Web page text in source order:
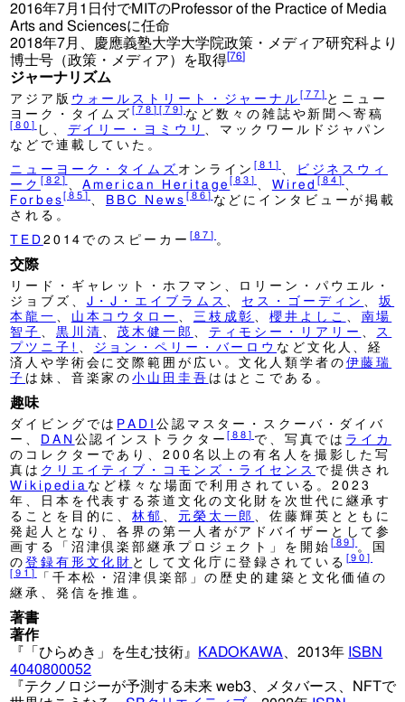
2016年7月1日付でMITのProfessor of the Practice of Media
Arts and Sciencesに任命
2018年7月、慶應義塾大学大学院政策・メディア研究科より
博士号（政策・メディア）を取得[76]
ジャーナリズム
アジア版 ウォールストリート・ジャーナル [ 77 ] とニュー
ヨーク・タイムズ[78 ] [ 79] など数々の雑誌や新聞へ寄稿
[80 ] し、 デイリー・ヨミウリ
、マックワールドジャパン
などで連載していた。
ニューヨーク・タイムズ オンライン[81 ] 、
ビジネスウィ
ーク [ 82 ] 、American Heritage[83] 、 Wired[84 ] 、
Forbes[85] BBC News [ 86 ] などにインタビューが掲載
される。
TED 2014でのスピーカー [87] 。
交際
リード・ギャレット・ホフマン、ロリーン・パウエル・
ジョブズ、 J・J・エイブラムス セス・ゴーディン 、坂
本龍一
山本コウタロー 三枝成彰 、櫻井よしこ
南場
智子
黒川清 茂木健一郎 ティモシー・リアリー
ス
プツニ子!
ジョン・ペリー・バーロウ など文化人、経
済人や学術会に交際範囲が広い。文化人類学者の 伊藤瑞
子 は妹、音楽家の小山田圭吾 ははとこである。
趣味
ダイビングでは PADI 公認マスター・スクーバ・ダイバ
ー、 DAN 公認インストラクター[88] で、写真では ライカ
のコレクターであり、200名以上の有名人を撮影した写
真は クリエイティブ・コモンズ・ライセンス で提供され
Wikipedia など様々な場面で利用されている。2023
年、日本を代表する茶道文化の文化財を次世代に継承す
ることを目的に、林郁 元榮太一郎
、佐藤輝英とともに
発起人となり、各界の第一人者がアドバイザーとして参
画する「沼津倶楽部継承プロジェクト」を開始 [ 89] 。国
の登録有形文化財 として文化庁に登録されている [90]
[91 ] 「千本松・沼津倶楽部」の歴史的建築と文化価値の
継承、発信を推進。
著書
著作
『「ひらめき」を生む技術』 KADOKAWA 、2013年 ISBN
4040800052
『テクノロジーが予測する未来 web3、メタバース、NFTで